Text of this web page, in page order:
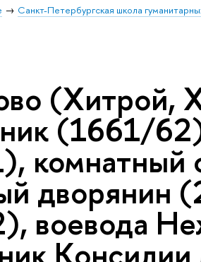
Санкт-Петербургская школа
(Хитрой,
(1661/
комнатный
дворянин
воевода